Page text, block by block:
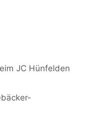
JC Hünfelden